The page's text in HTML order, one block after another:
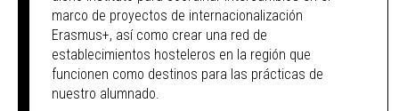
marco de proyectos de internacionalización
Erasmus+, así como crear una red de
establecimientos hosteleros en la región que
funcionen como destinos para las prácticas de
nuestro alumnado.